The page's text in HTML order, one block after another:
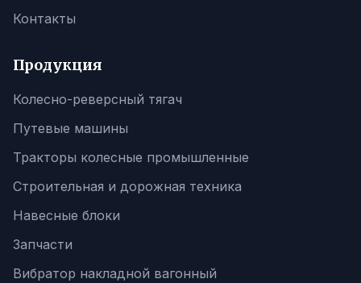
Контакты
Продукция
Колесно-реверсный тягач
Путевые машины
Тракторы колесные промышленные
Строительная и дорожная техника
Навесные блоки
Запчасти
Вибратор накладной вагонный